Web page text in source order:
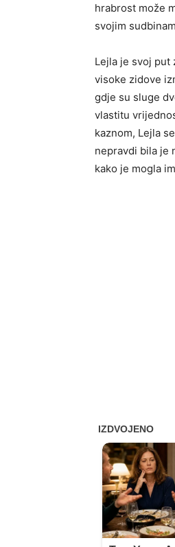
hrabrost može
svojim
Lejla je svoj put
visoke zidove
gdje su sluge
vlastitu
kaznom, Lejla
nepravdi bila je
kako je mogla